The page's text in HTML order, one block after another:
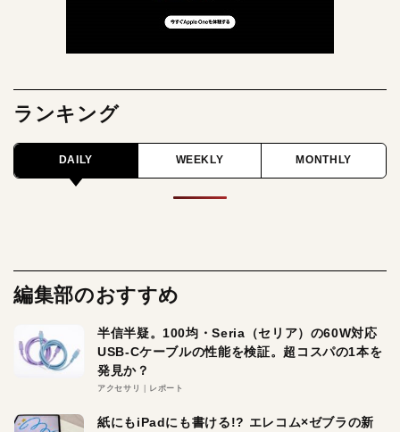
ランキング
DAILY WEEKLY MONTHLY
編集部のおすすめ
半信半疑。100均・Seria（セリア）の60W対応
USB-Cケーブルの性能を検証。超コスパの1本を
発見か？
アクセサリ レポート
紙にもiPadにも書ける!? エレコム×ゼブラの新